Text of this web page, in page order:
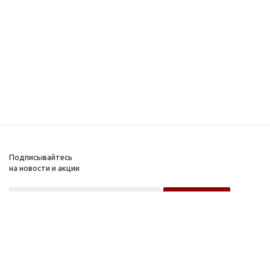
Подписывайтесь
на новости и акции